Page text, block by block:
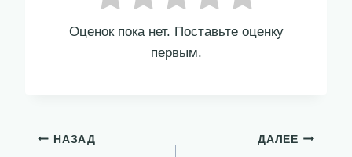
Оценок пока нет. Поставьте оценку
первым.
Навигация
НАЗАД ДАЛЕЕ